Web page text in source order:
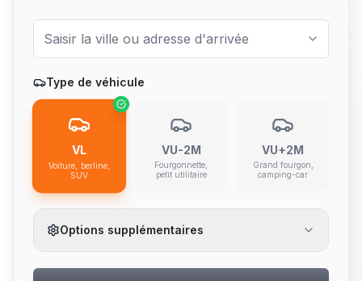
Type de véhicule
VL
Voiture, berline,
SUV
VU-2M
Fourgonnette,
petit utilitaire
VU+2M
Grand fourgon,
camping-car
Options supplémentaires